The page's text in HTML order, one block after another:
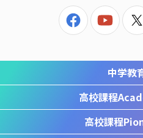
中学教
高校課程
高校課程